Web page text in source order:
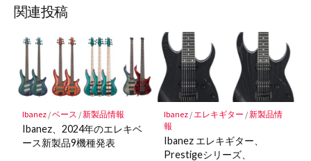
ア
マ
ー
ク
に
保
存
関連投稿
Ibanez/ベース /新製品情報
Ibanez、2024年のエレキベ
ース新製品9機種発表
Ibanez/ エレキギター /新製品情
報
Ibanez エレキギター、
Prestigeシリーズ、